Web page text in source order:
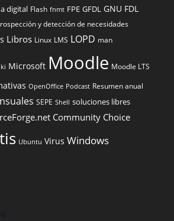
digital Flash fnmt FPE GFDL GNU FDL
y detección de necesidades
Libros Linux LMS LOPD man
Microsoft Moodle Moodle LTS
OpenOffice Podcast Resumen anual
SEPE Shell soluciones libres
Community Choice
Ubuntu Virus Windows